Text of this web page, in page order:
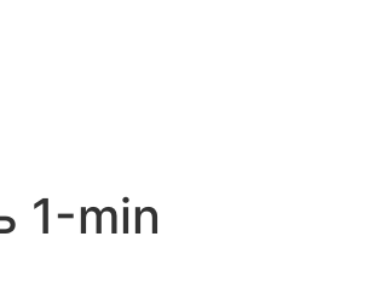
1-min